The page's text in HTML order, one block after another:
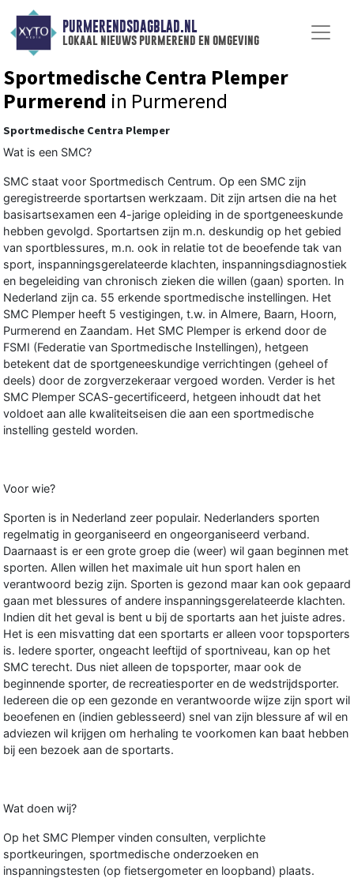
PURMERENDSDAGBLAD.NL
lokaal nieuws purmerend en omgeving
Sportmedische Centra Plemper
Purmerend in Purmerend
Sportmedische Centra Plemper
Wat is een SMC?
SMC staat voor Sportmedisch Centrum. Op een SMC zijn
geregistreerde sportartsen werkzaam. Dit zijn artsen die na het
basisartsexamen een 4-jarige opleiding in de sportgeneeskunde
hebben gevolgd. Sportartsen zijn m.n. deskundig op het gebied
van sportblessures, m.n. ook in relatie tot de beoefende tak van
sport, inspanningsgerelateerde klachten, inspanningsdiagnostiek
en begeleiding van chronisch zieken die willen (gaan) sporten. In
Nederland zijn ca. 55 erkende sportmedische instellingen. Het
SMC Plemper heeft 5 vestigingen, t.w. in Almere, Baarn, Hoorn,
Purmerend en Zaandam. Het SMC Plemper is erkend door de
FSMI (Federatie van Sportmedische Instellingen), hetgeen
betekent dat de sportgeneeskundige verrichtingen (geheel of
deels) door de zorgverzekeraar vergoed worden. Verder is het
SMC Plemper SCAS-gecertificeerd, hetgeen inhoudt dat het
voldoet aan alle kwaliteitseisen die aan een sportmedische
instelling gesteld worden.
Voor wie?
Sporten is in Nederland zeer populair. Nederlanders sporten
regelmatig in georganiseerd en ongeorganiseerd verband.
Daarnaast is er een grote groep die (weer) wil gaan beginnen met
sporten. Allen willen het maximale uit hun sport halen en
verantwoord bezig zijn. Sporten is gezond maar kan ook gepaard
gaan met blessures of andere inspanningsgerelateerde klachten.
Indien dit het geval is bent u bij de sportarts aan het juiste adres.
Het is een misvatting dat een sportarts er alleen voor topsporters
is. Iedere sporter, ongeacht leeftijd of sportniveau, kan op het
SMC terecht. Dus niet alleen de topsporter, maar ook de
beginnende sporter, de recreatiesporter en de wedstrijdsporter.
Iedereen die op een gezonde en verantwoorde wijze zijn sport wil
beoefenen en (indien geblesseerd) snel van zijn blessure af wil en
adviezen wil krijgen om herhaling te voorkomen kan baat hebben
bij een bezoek aan de sportarts.
Wat doen wij?
Op het SMC Plemper vinden consulten, verplichte
sportkeuringen, sportmedische onderzoeken en
inspanningstesten (op fietsergometer en loopband) plaats.